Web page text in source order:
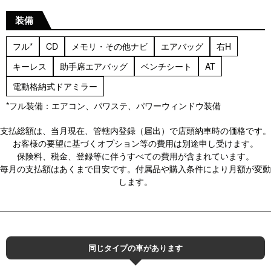
装備
フル* CD メモリ・その他ナビ エアバッグ
右H
キーレス
助手席エアバッグ ベンチシート
AT
電動格納式ドアミラー
*フル装備：エアコン、パワステ、パワーウィンドウ装備
支払総額は、当月現在、管轄内登録（届出）で店頭納車時の価格です。
お客様の要望に基づくオプション等の費用は別途申し受けます。
保険料、税金、登録等に伴うすべての費用が含まれています。
毎月の支払額はあくまで目安です。付属品や購入条件により月額が変動
します。
同じタイプの車があります